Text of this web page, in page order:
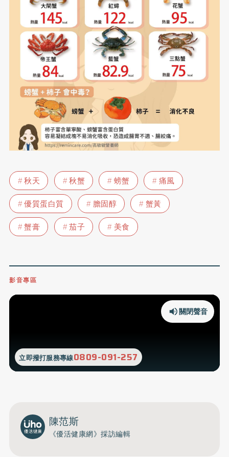
秋天 秋蟹 螃蟹
痛風
優質蛋白質
膽固醇
蟹黃
蟹膏
茄子 美食
影音專區
立即撥打服務專線0809-091-257
關閉聲音
陳范斯
《優活健康網》採訪編輯